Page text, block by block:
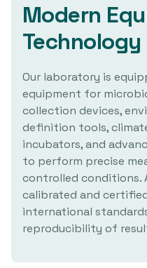
Modern
Technology
Our laboratory is
equipment for
collection devices,
definition tools,
incubators, and
to perform precise
controlled conditions.
calibrated and
international
reproducibility of